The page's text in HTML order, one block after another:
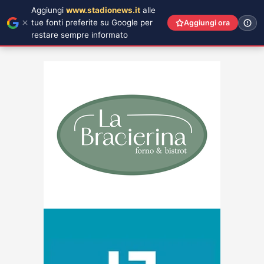
Aggiungi www.stadionews.it alle
tue fonti preferite su Google per
restare sempre informato
Aggiungi ora